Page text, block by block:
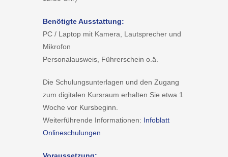
Benötigte Ausstattung:
PC / Laptop mit Kamera, Lautsprecher und
Mikrofon
Personalausweis, Führerschein o.ä.
Die Schulungsunterlagen und den Zugang
zum digitalen Kursraum erhalten Sie etwa 1
Woche vor Kursbeginn.
Weiterführende Informationen: Infoblatt
Onlineschulungen